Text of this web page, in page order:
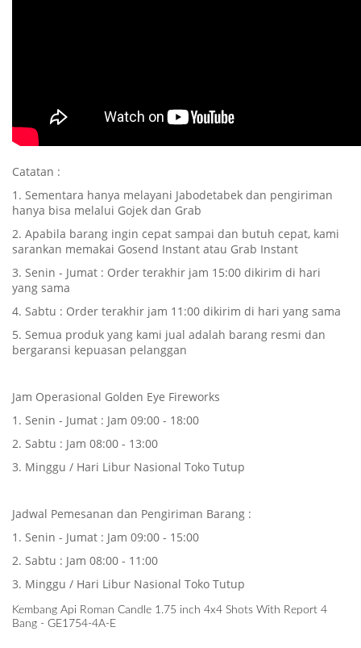
Catatan :
1. Sementara hanya melayani Jabodetabek dan pengiriman
hanya bisa melalui Gojek dan Grab
2. Apabila barang ingin cepat sampai dan butuh cepat, kami
sarankan memakai Gosend Instant atau Grab Instant
3. Senin - Jumat : Order terakhir jam 15:00 dikirim di hari
yang sama
4. Sabtu : Order terakhir jam 11:00 dikirim di hari yang sama
5. Semua produk yang kami jual adalah barang resmi dan
bergaransi kepuasan pelanggan
Jam Operasional Golden Eye Fireworks
1. Senin - Jumat : Jam 09:00 - 18:00
2. Sabtu : Jam 08:00 - 13:00
3. Minggu / Hari Libur Nasional Toko Tutup
Jadwal Pemesanan dan Pengiriman Barang :
1. Senin - Jumat : Jam 09:00 - 15:00
2. Sabtu : Jam 08:00 - 11:00
3. Minggu / Hari Libur Nasional Toko Tutup
Kembang Api Roman Candle 1.75 inch 4x4 Shots With Report 4
Bang - GE1754-4A-E